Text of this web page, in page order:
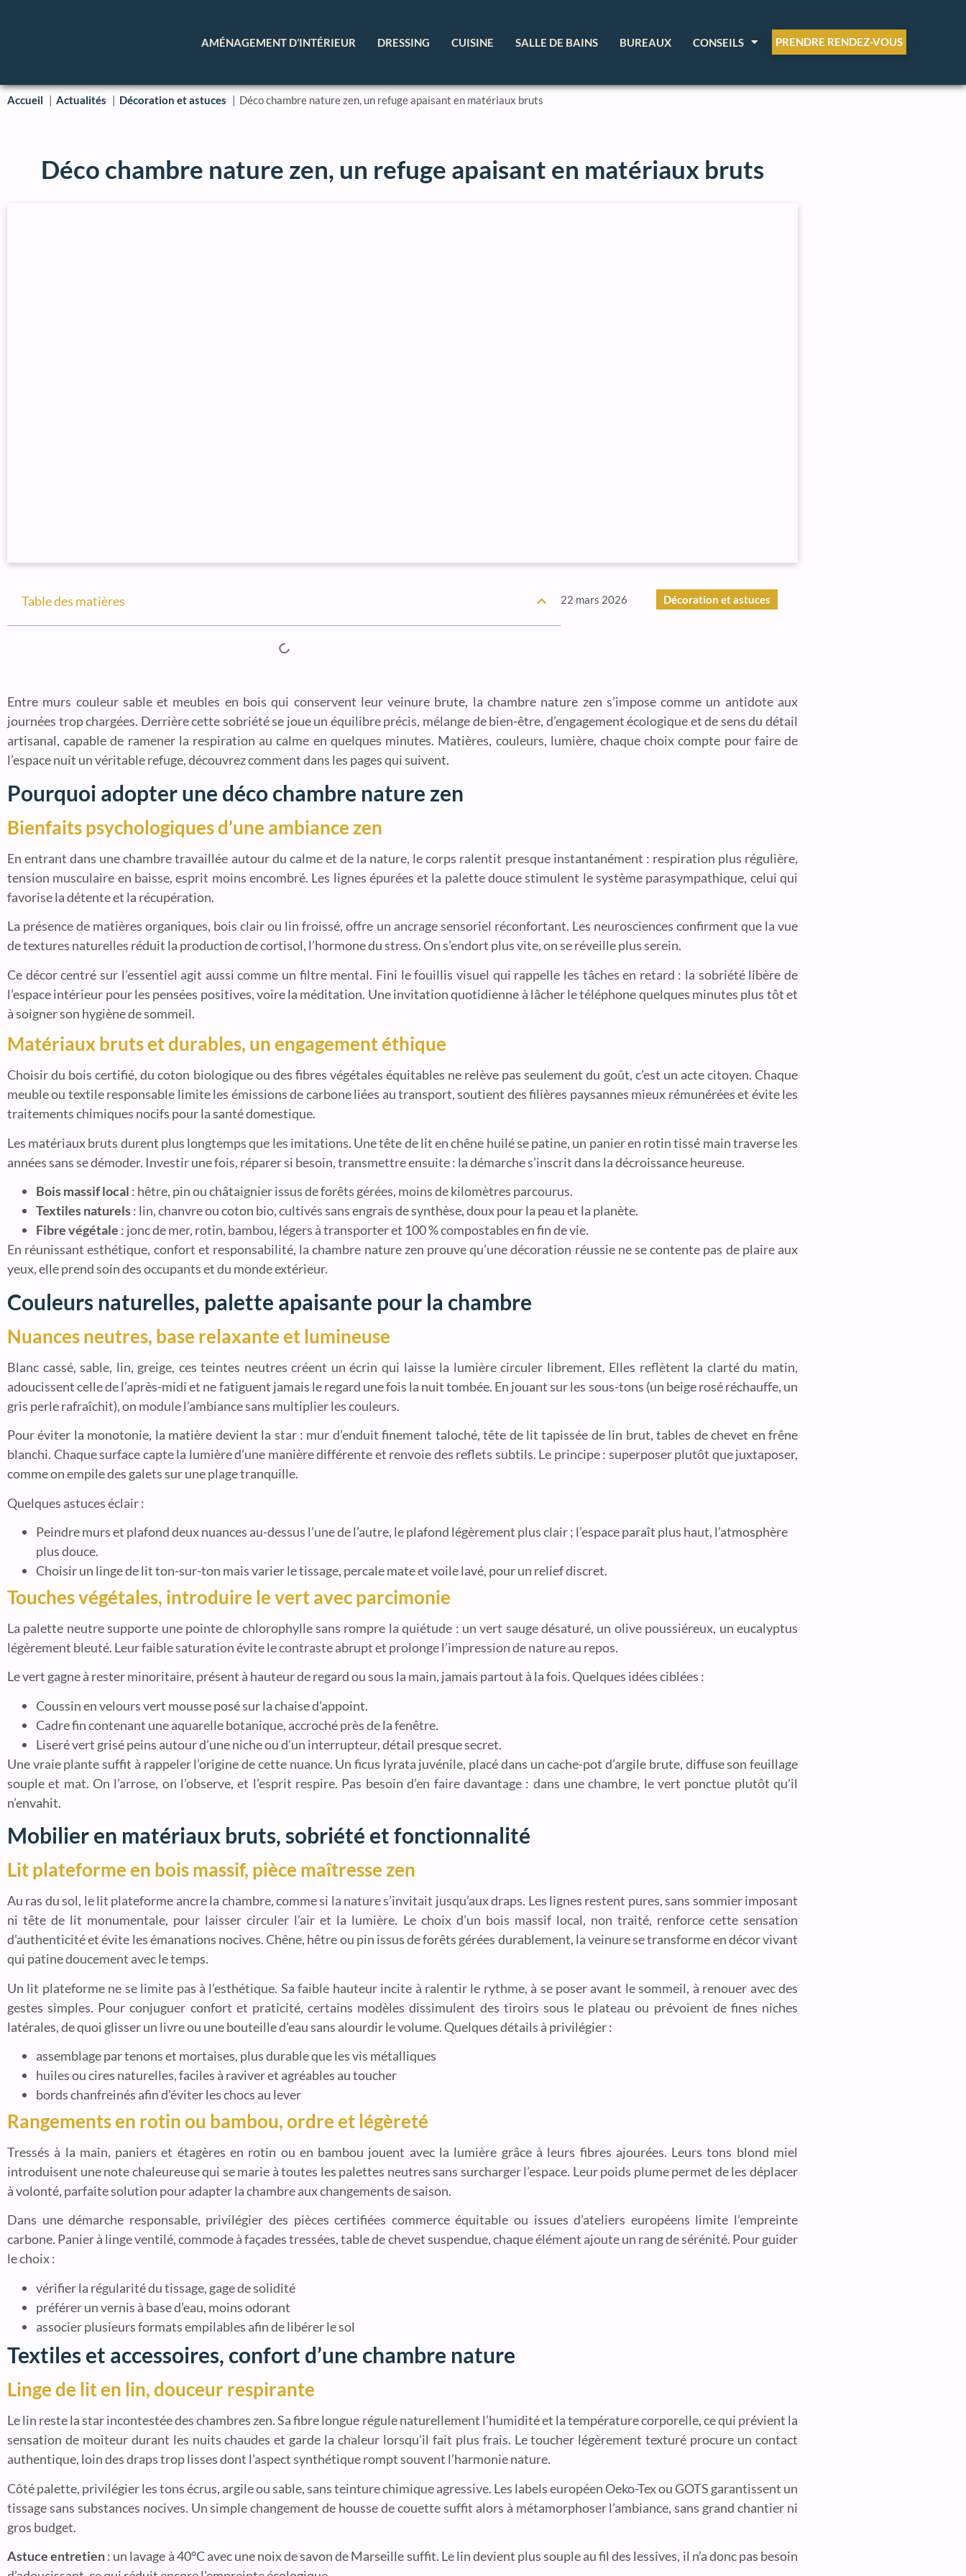
AMÉNAGEMENT D’INTÉRIEUR DRESSING CUISINE SALLE DE BAINS BUREAUX CONSEILS PRENDRE RENDEZ-VOUS
Accueil Actualités Décoration et astuces Déco chambre nature zen, un refuge apaisant en matériaux bruts
Déco chambre nature zen, un refuge apaisant en matériaux bruts
Table des matières 22 mars 2026 Décoration et astuces
Entre murs couleur sable et meubles en bois qui conservent leur veinure brute, la chambre nature zen s’impose comme un antidote aux
journées trop chargées. Derrière cette sobriété se joue un équilibre précis, mélange de bien-être, d’engagement écologique et de sens du détail
artisanal, capable de ramener la respiration au calme en quelques minutes. Matières, couleurs, lumière, chaque choix compte pour faire de
l’espace nuit un véritable refuge, découvrez comment dans les pages qui suivent.
Pourquoi adopter une déco chambre nature zen
Bienfaits psychologiques d’une ambiance zen
En entrant dans une chambre travaillée autour du calme et de la nature, le corps ralentit presque instantanément : respiration plus régulière,
tension musculaire en baisse, esprit moins encombré. Les lignes épurées et la palette douce stimulent le système parasympathique, celui qui
favorise la détente et la récupération.
La présence de matières organiques, bois clair ou lin froissé, offre un ancrage sensoriel réconfortant. Les neurosciences confirment que la vue
de textures naturelles réduit la production de cortisol, l’hormone du stress. On s’endort plus vite, on se réveille plus serein.
Ce décor centré sur l’essentiel agit aussi comme un filtre mental. Fini le fouillis visuel qui rappelle les tâches en retard : la sobriété libère de
l’espace intérieur pour les pensées positives, voire la méditation. Une invitation quotidienne à lâcher le téléphone quelques minutes plus tôt et
à soigner son hygiène de sommeil.
Matériaux bruts et durables, un engagement éthique
Choisir du bois certifié, du coton biologique ou des fibres végétales équitables ne relève pas seulement du goût, c’est un acte citoyen. Chaque
meuble ou textile responsable limite les émissions de carbone liées au transport, soutient des filières paysannes mieux rémunérées et évite les
traitements chimiques nocifs pour la santé domestique.
Les matériaux bruts durent plus longtemps que les imitations. Une tête de lit en chêne huilé se patine, un panier en rotin tissé main traverse les
années sans se démoder. Investir une fois, réparer si besoin, transmettre ensuite : la démarche s’inscrit dans la décroissance heureuse.
Bois massif local : hêtre, pin ou châtaignier issus de forêts gérées, moins de kilomètres parcourus.
Textiles naturels: lin, chanvre ou coton bio, cultivés sans engrais de synthèse, doux pour la peau et la planète.
Fibre végétale : jonc de mer, rotin, bambou, légers à transporter et 100 % compostables en fin de vie.
En réunissant esthétique, confort et responsabilité, la chambre nature zen prouve qu’une décoration réussie ne se contente pas de plaire aux
yeux, elle prend soin des occupants et du monde extérieur.
Couleurs naturelles, palette apaisante pour la chambre
Nuances neutres, base relaxante et lumineuse
Blanc cassé, sable, lin, greige, ces teintes neutres créent un écrin qui laisse la lumière circuler librement. Elles reflètent la clarté du matin,
adoucissent celle de l’après-midi et ne fatiguent jamais le regard une fois la nuit tombée. En jouant sur les sous-tons (un beige rosé réchauffe, un
gris perle rafraîchit), on module l’ambiance sans multiplier les couleurs.
Pour éviter la monotonie, la matière devient la star : mur d’enduit finement taloché, tête de lit tapissée de lin brut, tables de chevet en frêne
blanchi. Chaque surface capte la lumière d’une manière différente et renvoie des reflets subtils. Le principe : superposer plutôt que juxtaposer,
comme on empile des galets sur une plage tranquille.
Quelques astuces éclair :
Peindre murs et plafond deux nuances au-dessus l’une de l’autre, le plafond légèrement plus clair ; l’espace paraît plus haut, l’atmosphère
plus douce.
Choisir un linge de lit ton-sur-ton mais varier le tissage, percale mate et voile lavé, pour un relief discret.
Touches végétales, introduire le vert avec parcimonie
La palette neutre supporte une pointe de chlorophylle sans rompre la quiétude : un vert sauge désaturé, un olive poussiéreux, un eucalyptus
légèrement bleuté. Leur faible saturation évite le contraste abrupt et prolonge l’impression de nature au repos.
Le vert gagne à rester minoritaire, présent à hauteur de regard ou sous la main, jamais partout à la fois. Quelques idées ciblées :
Coussin en velours vert mousse posé sur la chaise d’appoint.
Cadre fin contenant une aquarelle botanique, accroché près de la fenêtre.
Liseré vert grisé peins autour d’une niche ou d’un interrupteur, détail presque secret.
Une vraie plante suffit à rappeler l’origine de cette nuance. Un ficus lyrata juvénile, placé dans un cache-pot d’argile brute, diffuse son feuillage
souple et mat. On l’arrose, on l’observe, et l’esprit respire. Pas besoin d’en faire davantage : dans une chambre, le vert ponctue plutôt qu’il
n’envahit.
Mobilier en matériaux bruts, sobriété et fonctionnalité
Lit plateforme en bois massif, pièce maîtresse zen
Au ras du sol, le lit plateforme ancre la chambre, comme si la nature s’invitait jusqu’aux draps. Les lignes restent pures, sans sommier imposant
ni tête de lit monumentale, pour laisser circuler l’air et la lumière. Le choix d’un bois massif local, non traité, renforce cette sensation
d’authenticité et évite les émanations nocives. Chêne, hêtre ou pin issus de forêts gérées durablement, la veinure se transforme en décor vivant
qui patine doucement avec le temps.
Un lit plateforme ne se limite pas à l’esthétique. Sa faible hauteur incite à ralentir le rythme, à se poser avant le sommeil, à renouer avec des
gestes simples. Pour conjuguer confort et praticité, certains modèles dissimulent des tiroirs sous le plateau ou prévoient de fines niches
latérales, de quoi glisser un livre ou une bouteille d’eau sans alourdir le volume. Quelques détails à privilégier :
assemblage par tenons et mortaises, plus durable que les vis métalliques
huiles ou cires naturelles, faciles à raviver et agréables au toucher
bords chanfreinés afin d’éviter les chocs au lever
Rangements en rotin ou bambou, ordre et légèreté
Tressés à la main, paniers et étagères en rotin ou en bambou jouent avec la lumière grâce à leurs fibres ajourées. Leurs tons blond miel
introduisent une note chaleureuse qui se marie à toutes les palettes neutres sans surcharger l’espace. Leur poids plume permet de les déplacer
à volonté, parfaite solution pour adapter la chambre aux changements de saison.
Dans une démarche responsable, privilégier des pièces certifiées commerce équitable ou issues d’ateliers européens limite l’empreinte
carbone. Panier à linge ventilé, commode à façades tressées, table de chevet suspendue, chaque élément ajoute un rang de sérénité. Pour guider
le choix :
vérifier la régularité du tissage, gage de solidité
préférer un vernis à base d’eau, moins odorant
associer plusieurs formats empilables afin de libérer le sol
Textiles et accessoires, confort d’une chambre nature
Linge de lit en lin, douceur respirante
Le lin reste la star incontestée des chambres zen. Sa fibre longue régule naturellement l’humidité et la température corporelle, ce qui prévient la
sensation de moiteur durant les nuits chaudes et garde la chaleur lorsqu’il fait plus frais. Le toucher légèrement texturé procure un contact
authentique, loin des draps trop lisses dont l’aspect synthétique rompt souvent l’harmonie nature.
Côté palette, privilégier les tons écrus, argile ou sable, sans teinture chimique agressive. Les labels européen Oeko-Tex ou GOTS garantissent un
tissage sans substances nocives. Un simple changement de housse de couette suffit alors à métamorphoser l’ambiance, sans grand chantier ni
gros budget.
Astuce entretien: un lavage à 40°C avec une noix de savon de Marseille suffit. Le lin devient plus souple au fil des lessives, il n’a donc pas besoin